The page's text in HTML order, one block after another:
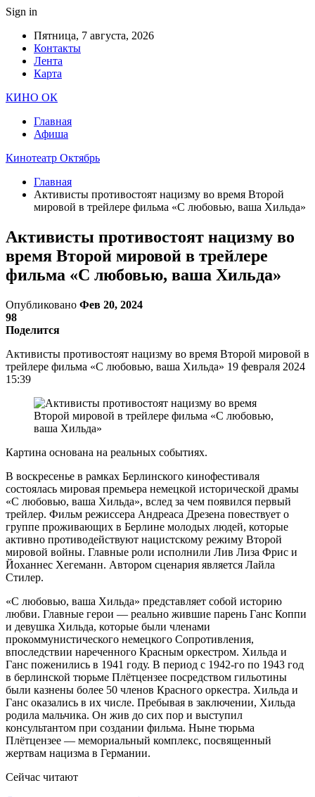
Sign in
Пятница, 7 августа, 2026
Контакты
Лента
Карта
КИНО ОК
Главная
Афиша
Кинотеатр Октябрь
Главная
Активисты противостоят нацизму во время Второй
мировой в трейлере фильма «С любовью, ваша Хильда»
Активисты противостоят нацизму во
время Второй мировой в трейлере
фильма «С любовью, ваша Хильда»
Опубликовано Фев 20, 2024
98
Поделится
Активисты противостоят нацизму во время Второй мировой в
трейлере фильма «С любовью, ваша Хильда» 19 февраля 2024
15:39
Картина основана на реальных событиях.
В воскресенье в рамках Берлинского кинофестиваля
состоялась мировая премьера немецкой исторической драмы
«С любовью, ваша Хильда», вслед за чем появился первый
трейлер. Фильм режиссера Андреаса Дрезена повествует о
группе проживающих в Берлине молодых людей, которые
активно противодействуют нацистскому режиму Второй
мировой войны. Главные роли исполнили Лив Лиза Фрис и
Йоханнес Хегеманн. Автором сценария является Лайла
Стилер.
«С любовью, ваша Хильда» представляет собой историю
любви. Главные герои — реально жившие парень Ганс Коппи
и девушка Хильда, которые были членами
прокоммунистического немецкого Сопротивления,
впоследствии нареченного Красным оркестром. Хильда и
Ганс поженились в 1941 году. В период с 1942-го по 1943 год
в берлинской тюрьме Плётцензее посредством гильотины
были казнены более 50 членов Красного оркестра. Хильда и
Ганс оказались в их числе. Пребывая в заключении, Хильда
родила мальчика. Он жив до сих пор и выступил
консультантом при создании фильма. Ныне тюрьма
Плётцензее — мемориальный комплекс, посвященный
жертвам нацизма в Германии.
Сейчас читают